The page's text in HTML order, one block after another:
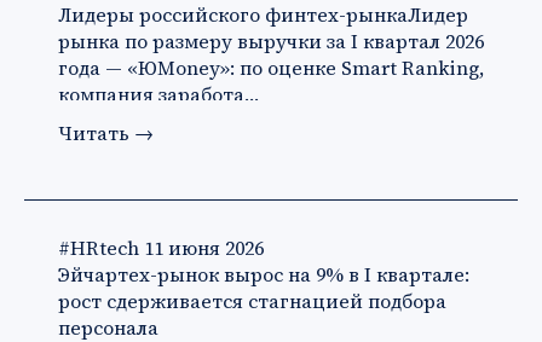
Лидеры российского финтех-рынкаЛидер
рынка по размеру выручки за I квартал 2026
года — «ЮMoney»: по оценке Smart Ranking,
компания заработа…
Читать →
#HRtech 11 июня 2026
Эйчартех-рынок вырос на 9% в I квартале:
рост сдерживается стагнацией подбора
персонала